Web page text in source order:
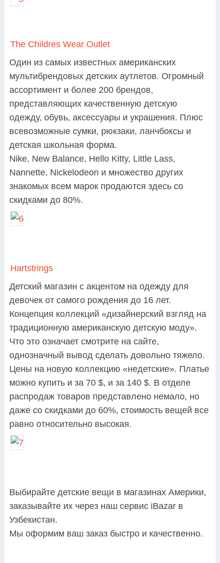
The Childres Wear Outlet
Один из самых известных американских
мультибрендовых детских аутлетов. Огромный
ассортимент и более 200 брендов,
представляющих качественную детскую
одежду, обувь, аксессуары и украшения. Плюс
всевозможные сумки, рюкзаки, ланчбоксы и
детская школьная форма.
Nike, New Balance, Hello Kitty, Little Lass,
Nannette, Nickelodeon и множество других
знакомых всем марок продаются здесь со
скидками до 80%.
Hartstrings
Детский магазин с акцентом на одежду для
девочек от самого рождения до 16 лет.
Концепция коллекций «дизайнерский взгляд на
традиционную американскую детскую моду».
Что это означает смотрите на сайте,
однозначный вывод сделать довольно тяжело.
Цены на новую коллекцию «недетские». Платье
можно купить и за 70 $, и за 140 $. В отделе
распродаж товаров представлено немало, но
даже со скидками до 60%, стоимость вещей все
равно относительно высокая.
Выбирайте детские вещи в магазинах Америки,
заказывайте их через наш сервис iBazar в
Узбекистан.
Мы оформим ваш заказ быстро и качественно.